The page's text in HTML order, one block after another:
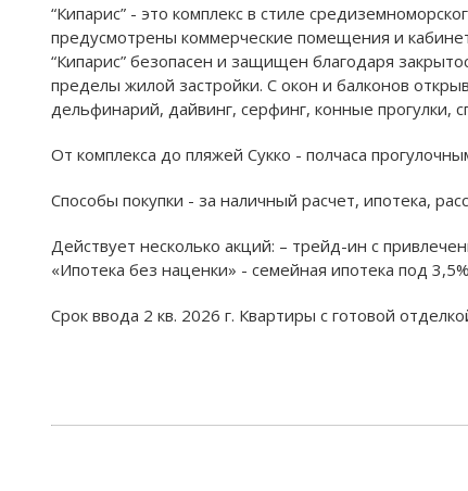
“Кипарис” - это комплекс в стиле
предусмотрены коммерческие помещения и
“Кипарис” безопасен и защищен благодаря
пределы жилой застройки. С окон и балконов
дельфинарий, дайвинг, серфинг, конные прогулки,
От комплекса до пляжей Сукко - полчаса
Способы покупки - за наличный расчет, ипотека,
Действует несколько акций: – трейд-ин с
«Ипотека без наценки» - семейная ипотека под
Срок ввода 2 кв. 2026 г. Квартиры с готовой